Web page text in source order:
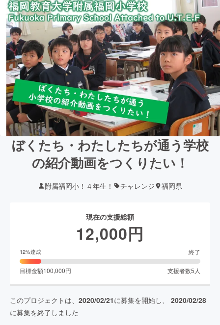
ぼくたち・わたしたちが通う学校
の紹介動画をつくりたい！
附属福岡小！４年生！ チャレンジ 福岡県
現在の支援総額
12,000円
12%達成 終了
目標金額100,000円 支援者数5 人
このプロジェクトは、 2020/02/21に募集を開始し、 2020/02/28
に募集を終了しました